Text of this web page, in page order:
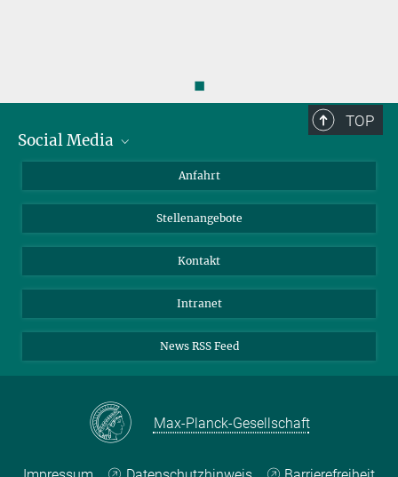
◼
TOP
Social Media
LinkedIn
Anfahrt
Stellenangebote
Kontakt
Intranet
News RSS Feed
Max-Planck-Gesellschaft